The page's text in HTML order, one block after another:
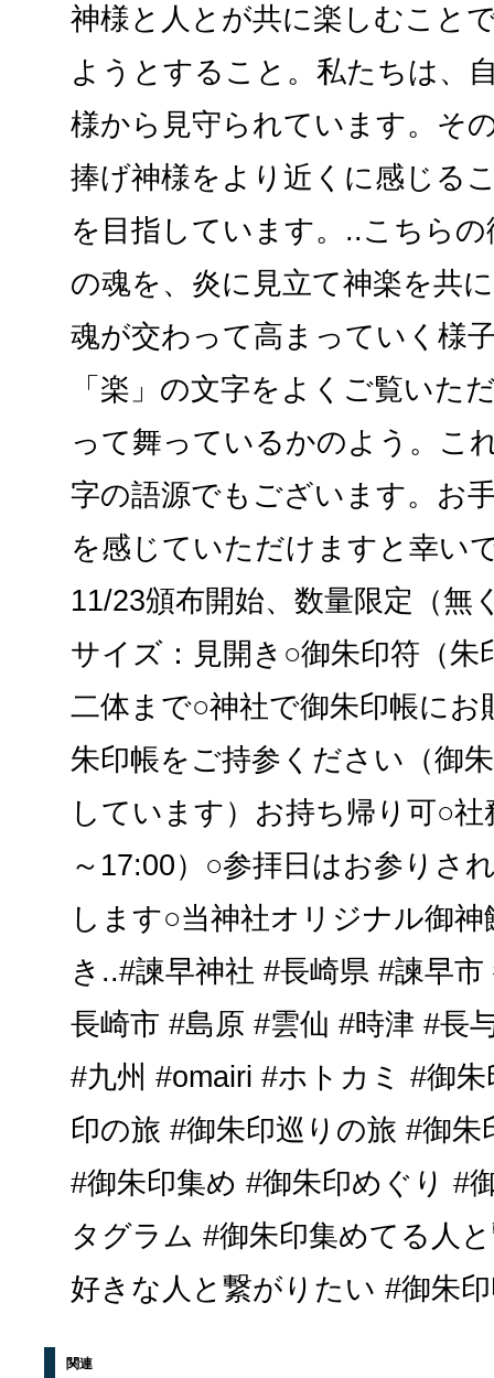
神様と人とが共に楽しむこと
ようとすること。私たちは、
様から見守られています。そ
捧げ神様をより近くに感じる
を目指しています。..こちら
の魂を、炎に見立て神楽を共
魂が交わって高まっていく様
「楽」の文字をよくご覧いた
って舞っているかのよう。こ
字の語源でもございます。お
を感じていただけますと幸い
11/23頒布開始、数量限定（無
サイズ：見開き○御朱印符（朱
二体まで○神社で御朱印帳に
朱印帳をご持参ください（御
しています）お持ち帰り可○
～17:00）○参拝日はお参りさ
します○当神社オリジナル御
き..#諫早神社 #長崎県 #諫早
長崎市 #島原 #雲仙 #時津 #長
#九州 #omairi #ホトカミ #御
印の旅 #御朱印巡りの旅 #御
#御朱印集め #御朱印めぐり #
タグラム #御朱印集めてる人
好きな人と繋がりたい #御朱
関連